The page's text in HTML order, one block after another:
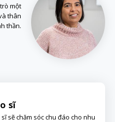
một
thân
thần.
sĩ
sẽ chăm sóc chu đáo cho nhu